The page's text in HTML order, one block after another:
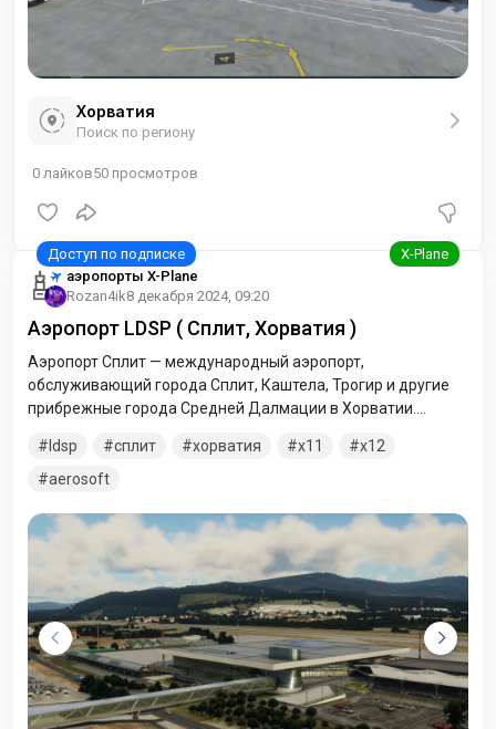
Хорватия
Поиск по региону
0 лайков50 просмотров
аэропорты X-Plane
Rozan4ik8 декабря 2024, 09:20
Аэропорт LDSP ( Сплит, Хорватия )
Аэропорт Сплит — международный аэропорт,
обслуживающий города Сплит, Каштела, Трогир и другие
прибрежные города Средней Далмации в Хорватии.
аэропорт Хорватии.
ldsp сплит хорватия x11
x12
aerosoft